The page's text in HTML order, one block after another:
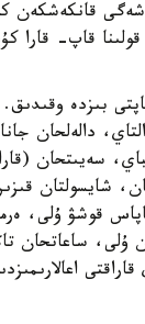
قانكەشكەن
قاپ- قارا
بىزدە
دالەلحان
سەيىتحان
شايسولتان
قوشۋ ۇلى،
ۇلى، ساعاتحان